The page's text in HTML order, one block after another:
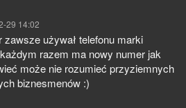
29 14:02
zawsze używał telefonu marki
razem ma nowy numer jak
może nie rozumieć przyziemnych
biznesmenów :)